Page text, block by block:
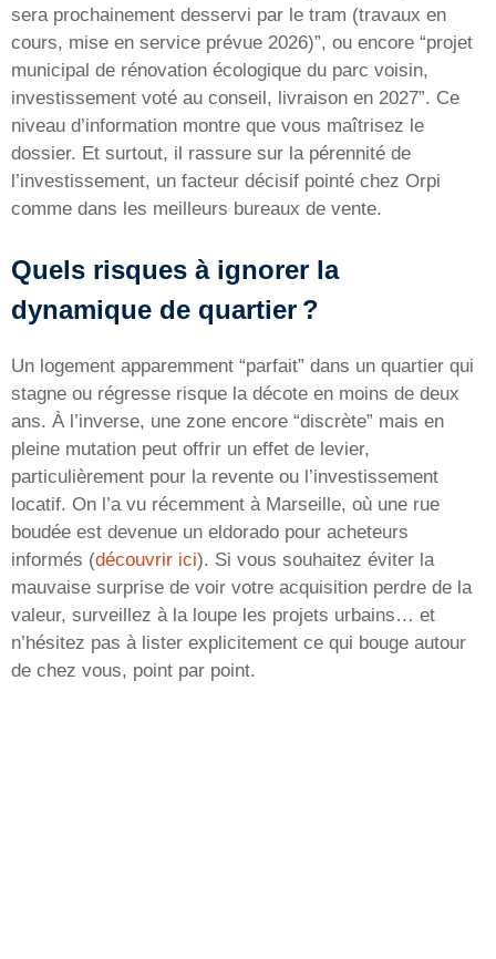
sera prochainement desservi par le tram (travaux en
cours, mise en service prévue 2026)”, ou encore “projet
municipal de rénovation écologique du parc voisin,
investissement voté au conseil, livraison en 2027”. Ce
niveau d’information montre que vous maîtrisez le
dossier. Et surtout, il rassure sur la pérennité de
l’investissement, un facteur décisif pointé chez Orpi
comme dans les meilleurs bureaux de vente.
Quels risques à ignorer la
dynamique de quartier ?
Un logement apparemment “parfait” dans un quartier qui
stagne ou régresse risque la décote en moins de deux
ans. À l’inverse, une zone encore “discrète” mais en
pleine mutation peut offrir un effet de levier,
particulièrement pour la revente ou l’investissement
locatif. On l’a vu récemment à Marseille, où une rue
boudée est devenue un eldorado pour acheteurs
informés (découvrir ici). Si vous souhaitez éviter la
mauvaise surprise de voir votre acquisition perdre de la
valeur, surveillez à la loupe les projets urbains… et
n’hésitez pas à lister explicitement ce qui bouge autour
de chez vous, point par point.